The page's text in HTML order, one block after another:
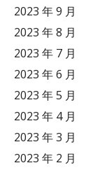
2023 年 9 月
2023 年 8 月
2023 年 7 月
2023 年 6 月
2023 年 5 月
2023 年 4 月
2023 年 3 月
2023 年 2 月